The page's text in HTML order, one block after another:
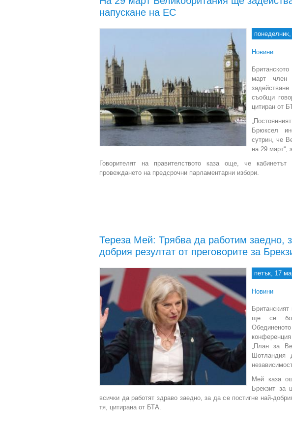
напускане на ЕС
Новини
март член
съобщи
цитиран от
Брюксел
сутрин, че
на 29 март“,
Говорителят на правителството каза още, че
провеждането на предсрочни парламентарни избори.
Тереза Мей: Трябва да работим заедно,
добрия резултат от преговорите за
петък, 17
Новини
ще се
„План за
Мей каза
Брекзит за
всички да работят здраво заедно, за да се постигне най-
тя, цитирана от БТА.